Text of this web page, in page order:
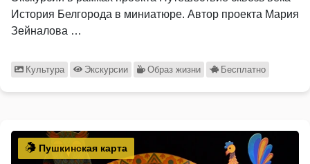
История Белгорода в миниатюре. Автор проекта Мария
Зейналова …
Культура Экскурсии Образ жизни Бесплатно
Пушкинская карта